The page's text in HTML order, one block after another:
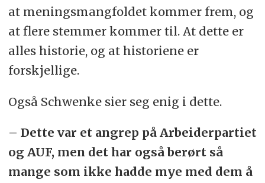
at meningsmangfoldet kommer frem, og
at flere stemmer kommer til. At dette er
alles historie, og at historiene er
forskjellige.
Også Schwenke sier seg enig i dette.
– Dette var et angrep på Arbeiderpartiet
og AUF, men det har også berørt så
mange som ikke hadde mye med dem å